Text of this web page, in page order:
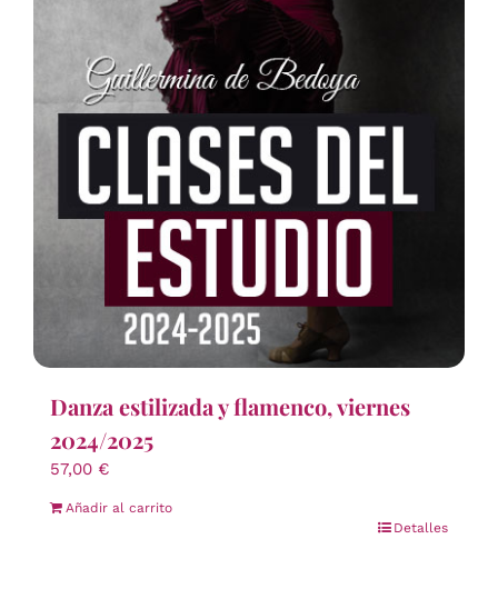
Danza estilizada y flamenco, viernes
2024/2025
57,00 €
Añadir al carrito
Detalles